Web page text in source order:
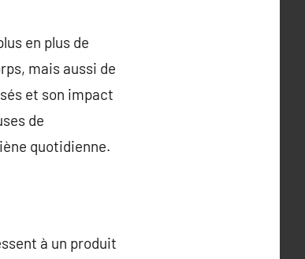
en plus de
mais aussi de
et son impact
de
quotidienne.
à un produit